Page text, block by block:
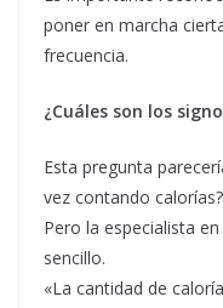
poner en marcha
frecuencia.
¿Cuáles son los
Esta pregunta
vez contando calorías?
Pero la especialista
sencillo.
«La cantidad de